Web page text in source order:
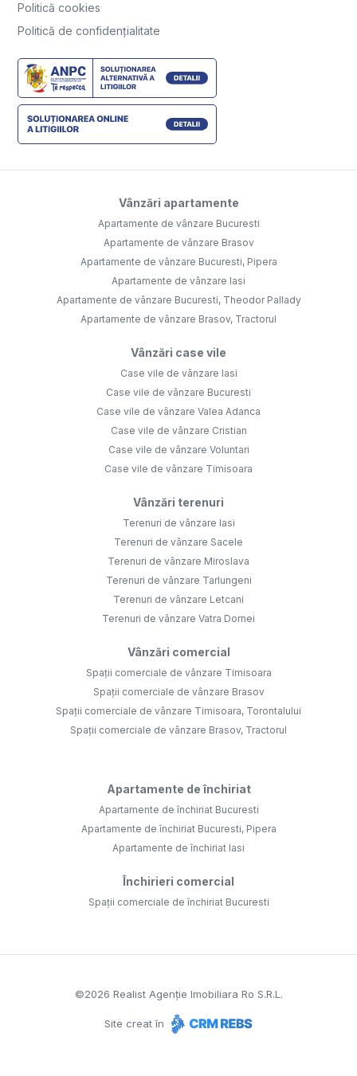
Politică cookies
Politică de confidențialitate
Vânzări apartamente
Apartamente de vânzare Bucuresti
Apartamente de vânzare Brasov
Apartamente de vânzare Bucuresti, Pipera
Apartamente de vânzare Iasi
Apartamente de vânzare Bucuresti, Theodor Pallady
Apartamente de vânzare Brasov, Tractorul
Vânzări case vile
Case vile de vânzare Iasi
Case vile de vânzare Bucuresti
Case vile de vânzare Valea Adanca
Case vile de vânzare Cristian
Case vile de vânzare Voluntari
Case vile de vânzare Timisoara
Vânzări terenuri
Terenuri de vânzare Iasi
Terenuri de vânzare Sacele
Terenuri de vânzare Miroslava
Terenuri de vânzare Tarlungeni
Terenuri de vânzare Letcani
Terenuri de vânzare Vatra Dornei
Vânzări comercial
Spații comerciale de vânzare Timisoara
Spații comerciale de vânzare Brasov
Spații comerciale de vânzare Timisoara, Torontalului
Spații comerciale de vânzare Brasov, Tractorul
Apartamente de închiriat
Apartamente de închiriat Bucuresti
Apartamente de închiriat Bucuresti, Pipera
Apartamente de închiriat Iasi
Închirieri comercial
Spații comerciale de închiriat Bucuresti
©2026 Realist Agenție Imobiliara Ro S.R.L.
Site creat în